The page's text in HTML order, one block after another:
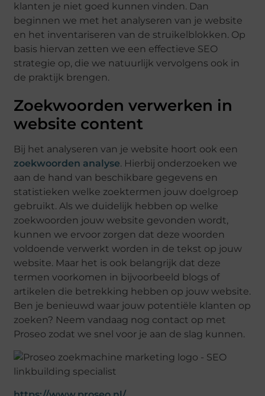
klanten je niet goed kunnen vinden. Dan
beginnen we met het analyseren van je website
en het inventariseren van de struikelblokken. Op
basis hiervan zetten we een effectieve SEO
strategie op, die we natuurlijk vervolgens ook in
de praktijk brengen.
Zoekwoorden verwerken in
website content
Bij het analyseren van je website hoort ook een
zoekwoorden analyse. Hierbij onderzoeken we
aan de hand van beschikbare gegevens en
statistieken welke zoektermen jouw doelgroep
gebruikt. Als we duidelijk hebben op welke
zoekwoorden jouw website gevonden wordt,
kunnen we ervoor zorgen dat deze woorden
voldoende verwerkt worden in de tekst op jouw
website. Maar het is ook belangrijk dat deze
termen voorkomen in bijvoorbeeld blogs of
artikelen die betrekking hebben op jouw website.
Ben je benieuwd waar jouw potentiële klanten op
zoeken? Neem vandaag nog contact op met
Proseo zodat we snel voor je aan de slag kunnen.